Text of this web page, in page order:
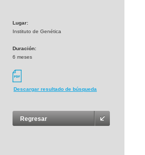
Lugar:
Instituto de Genética
Duración:
6 meses
Descargar resultado de búsqueda
Regresar